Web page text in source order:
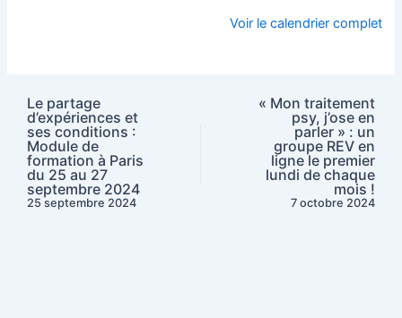
Voir le calendrier complet
Le partage
d’expériences et
ses conditions :
Module de
formation à Paris
du 25 au 27
septembre 2024
25 septembre 2024
« Mon traitement
psy, j’ose en
parler » : un
groupe REV en
ligne le premier
lundi de chaque
mois !
7 octobre 2024